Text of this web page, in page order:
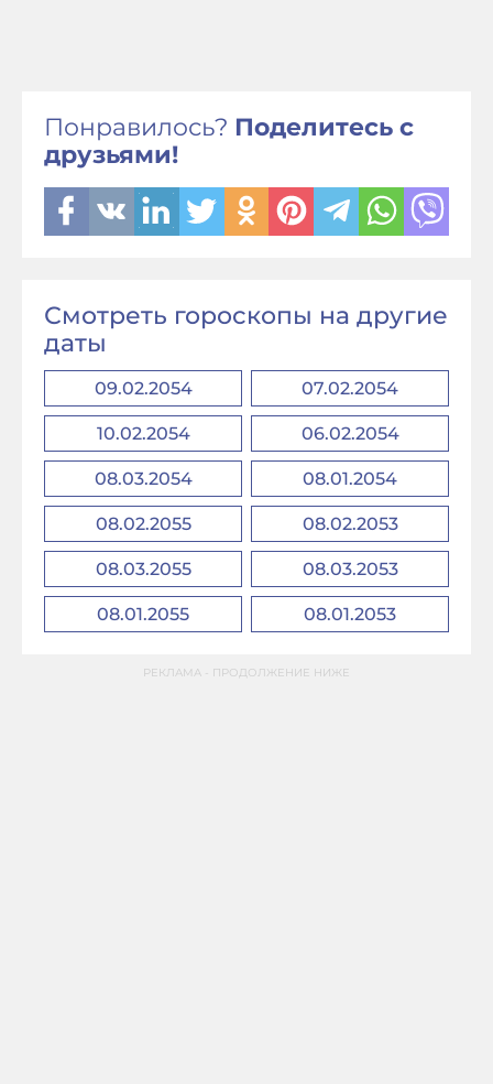
Понравилось? Поделитесь с
друзьями!
Смотреть гороскопы на другие
даты
09.02.2054 07.02.2054
10.02.2054 06.02.2054
08.03.2054 08.01.2054
08.02.2055 08.02.2053
08.03.2055 08.03.2053
08.01.2055 08.01.2053
РЕКЛАМА - ПРОДОЛЖЕНИЕ НИЖЕ